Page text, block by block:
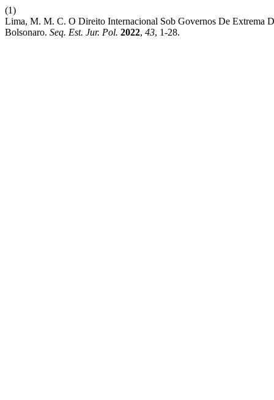
(1)
Lima, M. M. C. O Direito Internacional Sob Governos De Extrema
Bolsonaro. Seq. Est. Jur. Pol. 2022, 43, 1-28.